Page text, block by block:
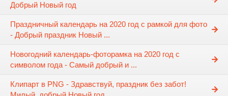
Добрый Новый год
Праздничный календарь на 2020 год с рамкой для фото
- Добрый праздник Новый ...
Новогодний календарь-фоторамка на 2020 год с
символом года - Самый добрый и ...
Клипарт в PNG - Здравствуй, праздник без забот!